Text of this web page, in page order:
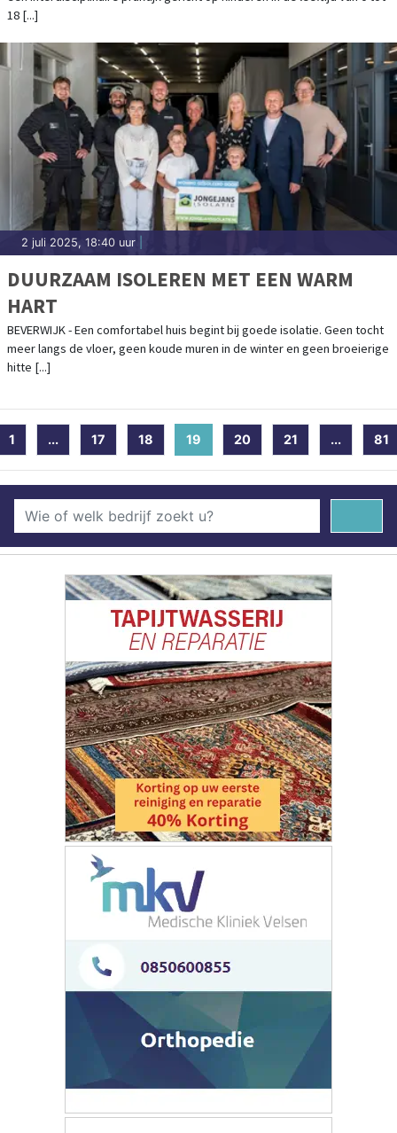
18 [...]
2 juli 2025, 18:40 uur
DUURZAAM ISOLEREN MET EEN WARM
HART
BEVERWIJK - Een comfortabel huis begint bij goede isolatie. Geen tocht
meer langs de vloer, geen koude muren in de winter en geen broeierige
hitte [...]
1 ... 17 18 19 (current)
20 21 ... 81